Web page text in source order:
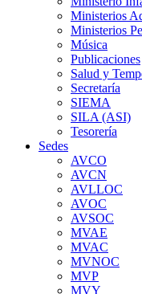
Ministerios
Ministerios
Música
Publicaciones
Salud y
Secretaría
SIEMA
SILA (ASI)
Tesorería
Sedes
AVCO
AVCN
AVLLOC
AVOC
AVSOC
MVAE
MVAC
MVNOC
MVP
MVY